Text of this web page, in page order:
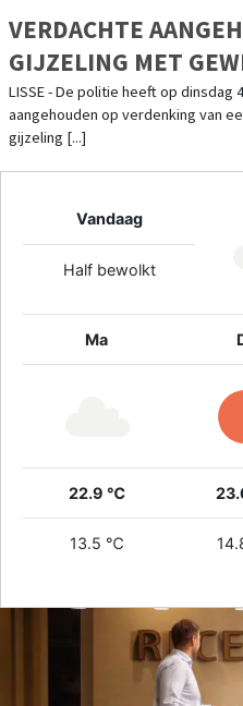
VERDACHTE
GIJZELING MET
LISSE - De politie heeft op dinsdag
aangehouden op verdenking van
gijzeling [...]
Vandaag
Half bewolkt
Ma
22.9 ℃
13.5 ℃